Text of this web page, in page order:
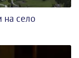
на село